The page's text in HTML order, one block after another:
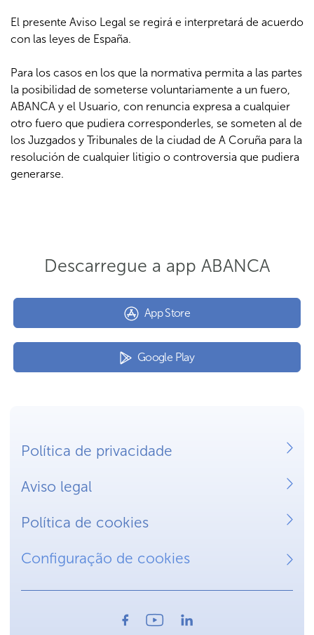
El presente Aviso Legal se regirá e interpretará de acuerdo
con las leyes de España.
Para los casos en los que la normativa permita a las partes
la posibilidad de someterse voluntariamente a un fuero,
ABANCA y el Usuario, con renuncia expresa a cualquier
otro fuero que pudiera corresponderles, se someten al de
los Juzgados y Tribunales de la ciudad de A Coruña para la
resolución de cualquier litigio o controversia que pudiera
generarse.
Descarregue a app ABANCA
App Store
Google Play
Política de privacidade
Aviso legal
Política de cookies
Configuração de cookies